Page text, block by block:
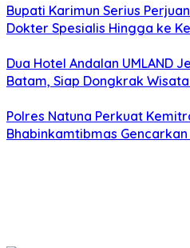
Bupati Karimun Serius
Dokter Spesialis Hingga ke
Dua Hotel Andalan UMLAND
Batam, Siap Dongkrak
Polres Natuna Perkuat
Bhabinkamtibmas